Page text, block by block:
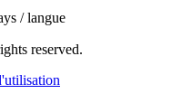
/ langue
reserved.